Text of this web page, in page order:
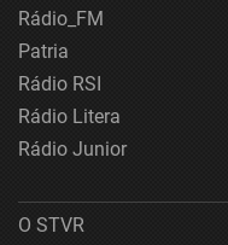
Rádio_FM
Patria
Rádio RSI
Rádio Litera
Rádio Junior
O STVR